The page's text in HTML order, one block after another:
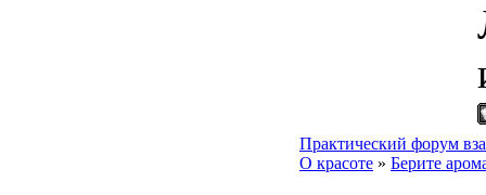
Практический форум
О красоте » Берите